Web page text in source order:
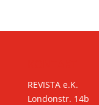
REVISTA e.K.
Londonstr. 14b